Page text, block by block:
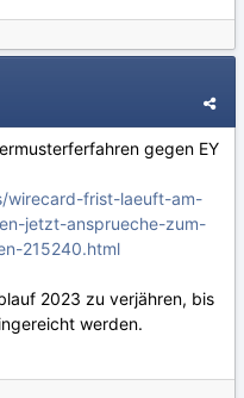
gegen EY
wirecard-frist-laeuft-am-
jetzt-ansprueche-zum-
215240.html
2023 zu verjähren, bis
werden.